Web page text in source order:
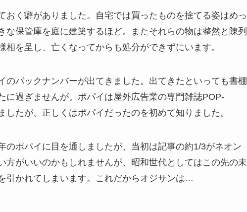
おく癖がありました。自宅では買ったものを捨てる姿はめっ
な保管庫を庭に建築するほど。またそれらの物は整然と陳列
を呈し、亡くなってからも処分ができずにいます。
のバックナンバーが出てきました。出てきたといっても書棚
に過ぎませんが。ポパイは屋外広告業の専門雑誌POP-
たが、正しくはポパイだったのを初めて知りました。
のポパイに目を通しましたが、当初は記事の約1/3がネオン
方がいいのかもしれませんが、昭和世代としてはこの先の未
引かれてしまいます。これだからオジサンは…